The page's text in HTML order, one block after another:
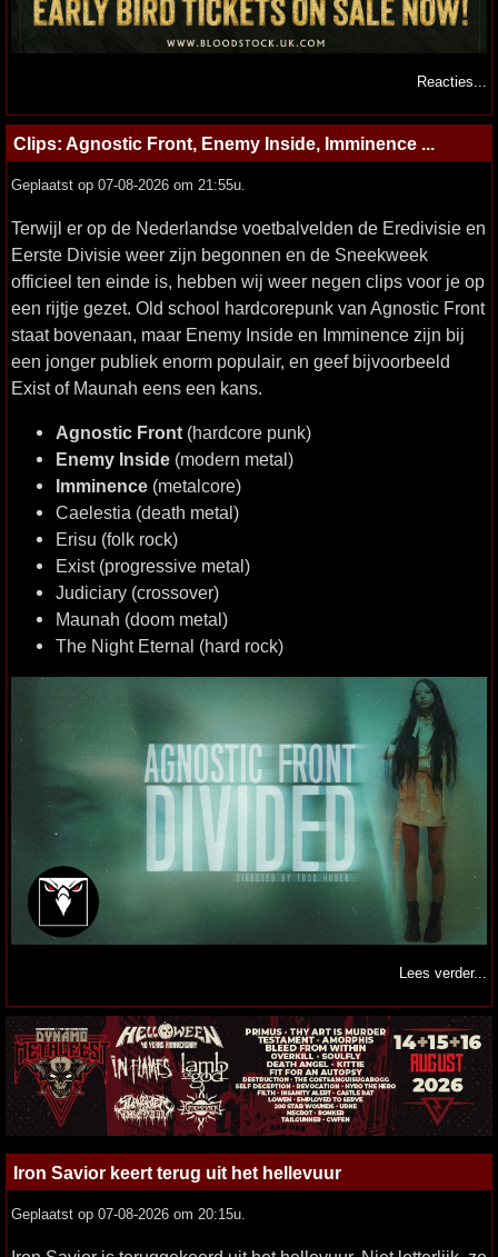
Reacties...
Clips: Agnostic Front, Enemy Inside, Imminence ...
Geplaatst op 07-08-2026 om 21:55u.
Terwijl er op de Nederlandse voetbalvelden de Eredivisie en
Eerste Divisie weer zijn begonnen en de Sneekweek
officieel ten einde is, hebben wij weer negen clips voor je op
een rijtje gezet. Old school hardcorepunk van Agnostic Front
staat bovenaan, maar Enemy Inside en Imminence zijn bij
een jonger publiek enorm populair, en geef bijvoorbeeld
Exist of Maunah eens een kans.
Agnostic Front (hardcore punk)
Enemy Inside (modern metal)
Imminence (metalcore)
Caelestia (death metal)
Erisu (folk rock)
Exist (progressive metal)
Judiciary (crossover)
Maunah (doom metal)
The Night Eternal (hard rock)
Lees verder...
Iron Savior keert terug uit het hellevuur
Geplaatst op 07-08-2026 om 20:15u.